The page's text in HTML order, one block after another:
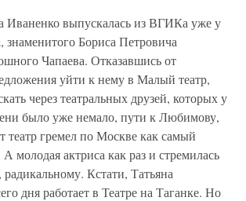
Иваненко выпускалась из ВГИКа уже у
знаменитого Бориса Петровича
Чапаева. Отказавшись от
уйти к нему в Малый театр,
через театральных друзей, которых у
было уже немало, пути к Любимову,
театр гремел по Москве как самый
молодая актриса как раз и стремилась
Кстати, Татьяна
дня работает в Театре на Таганке. Но